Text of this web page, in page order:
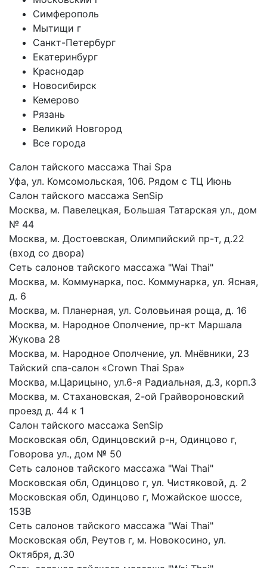
Симферополь
Мытищи г
Санкт-Петербург
Екатеринбург
Краснодар
Новосибирск
Кемерово
Рязань
Великий Новгород
Все города
Салон тайского массажа Thai Spa
Уфа, ул. Комсомольская, 106. Рядом с ТЦ Июнь
Салон тайского массажа SenSip
Москва, м. Павелецкая, Большая Татарская ул., дом
№ 44
Москва, м. Достоевская, Олимпийский пр-т, д.22
(вход со двора)
Сеть салонов тайского массажа "Wai Thai"
Москва, м. Коммунарка, пос. Коммунарка, ул. Ясная,
д. 6
Москва, м. Планерная, ул. Соловьиная роща, д. 16
Москва, м. Народное Ополчение, пр-кт Маршала
Жукова 28
Москва, м. Народное Ополчение, ул. Мнёвники, 23
Тайский спа-салон «Crown Thai Spa»
Москва, м.Царицыно, ул.6-я Радиальная, д.3, корп.3
Москва, м. Стахановская, 2-ой Грайвороновский
проезд д. 44 к 1
Салон тайского массажа SenSip
Московская обл, Одинцовский р-н, Одинцово г,
Говорова ул., дом № 50
Сеть салонов тайского массажа "Wai Thai"
Московская обл, Одинцово г, ул. Чистяковой, д. 2
Московская обл, Одинцово г, Можайское шоссе,
153В
Сеть салонов тайского массажа "Wai Thai"
Московская обл, Реутов г, м. Новокосино, ул.
Октября, д.30